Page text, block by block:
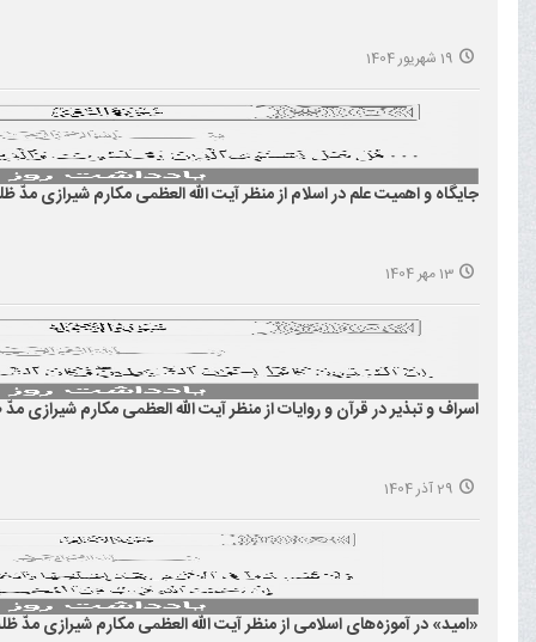
19 شهریور 1404
جایگاه و اهمیت علم در اسلام از منظر آیت الله العظمی مکارم شیرازی مدّ
13 مهر 1404
اسراف و تبذیر در قرآن و روایات از منظر آیت الله العظمی مکارم شیرازی مدّ
29 آذر 1404
«امید» در آموزه‌های اسلامی از منظر آیت الله العظمی مکارم شیرازی مدّ